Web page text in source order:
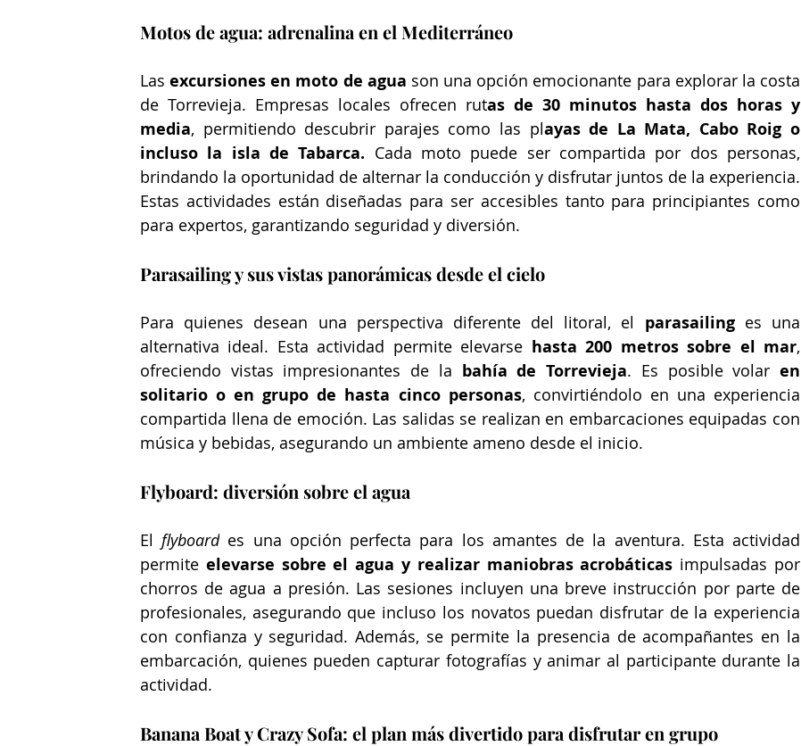
Motos de agua: adrenalina en el Mediterráneo
Las excursiones en moto de agua son una opción emocionante para explorar la costa
de Torrevieja. Empresas locales ofrecen rutas de 30 minutos hasta dos horas y
media, permitiendo descubrir parajes como las playas de La Mata, Cabo Roig o
incluso la isla de Tabarca. Cada moto puede ser compartida por dos personas,
brindando la oportunidad de alternar la conducción y disfrutar juntos de la experiencia.
Estas actividades están diseñadas para ser accesibles tanto para principiantes como
para expertos, garantizando seguridad y diversión.
Parasailing y sus vistas panorámicas desde el cielo
Para quienes desean una perspectiva diferente del litoral, el parasailing es una
alternativa ideal. Esta actividad permite elevarse hasta 200 metros sobre el mar,
ofreciendo vistas impresionantes de la bahía de Torrevieja. Es posible volar en
solitario o en grupo de hasta cinco personas, convirtiéndolo en una experiencia
compartida llena de emoción. Las salidas se realizan en embarcaciones equipadas con
música y bebidas, asegurando un ambiente ameno desde el inicio.
Flyboard: diversión sobre el agua
El flyboard es una opción perfecta para los amantes de la aventura. Esta actividad
permite elevarse sobre el agua y realizar maniobras acrobáticas impulsadas por
chorros de agua a presión. Las sesiones incluyen una breve instrucción por parte de
profesionales, asegurando que incluso los novatos puedan disfrutar de la experiencia
con confianza y seguridad. Además, se permite la presencia de acompañantes en la
embarcación, quienes pueden capturar fotografías y animar al participante durante la
actividad.
Banana Boat y Crazy Sofa: el plan más divertido para disfrutar en grupo